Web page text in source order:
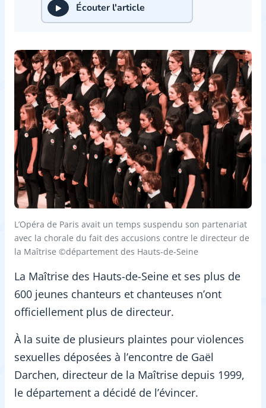
Écouter l'article
L’Opéra de Paris avait un temps suspendu son partenariat
avec la chorale du fait des accusions contre le directeur de
la Maîtrise ©département des Hauts-de-Seine
La Maîtrise des Hauts-de-Seine et ses plus de
600 jeunes chanteurs et chanteuses n’ont
officiellement plus de directeur.
À la suite de plusieurs plaintes pour violences
sexuelles déposées à l’encontre de Gaël
Darchen, directeur de la Maîtrise depuis 1999,
le département a décidé de l’évincer.